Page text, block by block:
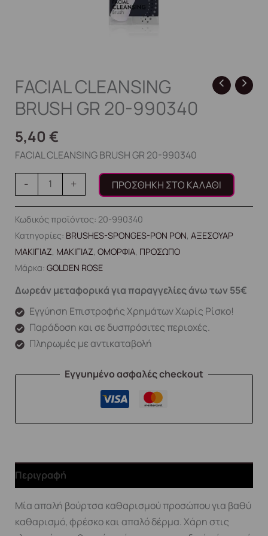
FACIAL CLEANSING
BRUSH GR 20-990340
5,40 €
FACIAL CLEANSING BRUSH GR 20-990340
- + ΠΡΟΣΘΉΚΗ ΣΤΟ ΚΑΛΆΘΙ
Κωδικός προϊόντος: 20-990340
Κατηγορίες: BRUSHES-SPONGES-PON PON, ΑΞΕΣΟΥΑΡ
ΜΑΚΙΓΙΑΖ, ΜΑΚΙΓΙΑΖ, ΟΜΟΡΦΙΑ, ΠΡΟΣΩΠΟ
Μάρκα: GOLDEN ROSE
Δωρεάν μεταφορικά για παραγγελίες άνω των 55€
Εγγύηση Επιστροφής Χρημάτων Χωρίς Ρίσκο!
Παράδοση και σε δυσπρόσιτες περιοχές.
Πληρωμές με αντικαταβολή
Εγγυημένο ασφαλές checkout
Περιγραφή
Μία απαλή βούρτσα καθαρισμού προσώπου για βαθύ
καθαρισμό, φρέσκο και απαλό δέρμα. Χάρη στις